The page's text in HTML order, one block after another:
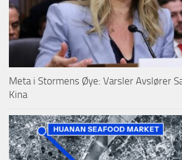
Meta i Stormens Øye: Varsler Avslører
Kina